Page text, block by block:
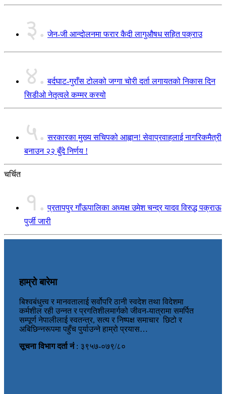
३. जेन-जी आन्दोलनमा फरार कैदी लागुऔषध सहित पक्राउ
४. बर्दघाट-गुराँस टोलको जग्गा चोरी दर्ता लगायतको निकास दिन
सिडीओ नेतृत्वले कम्मर कस्यो
५. सरकारका मुख्य सचिपको आह्वान! सेवाप्रवाहलाई नागरिकमैत्री
बनाउन २२ बुँदे निर्णय !
चर्चित
१. प्रतापपुर गाँऊपालिका अध्यक्ष उमेश चन्द्र यादव विरुद्ध पक्राऊ
पुर्जी जारी
हाम्रो बारेमा
बिश्वबंधुत्त्व र मानवतालाई सर्वोपरि ठानी स्वदेश तथा विदेशमा
कर्मशील रही उन्नत र प्रगतिशीलमार्गको जीवन-यात्रामा समर्पित
सम्पूर्ण नेपालीलाई स्वतन्त्र, सत्य र निष्पक्ष समाचार छिटो र
अबिछिन्नरूपमा पहुँच पुर्याउन्ने हाम्रो प्रयास…
सूचना विभाग दर्ता नं: ३९५७-०७९/८०